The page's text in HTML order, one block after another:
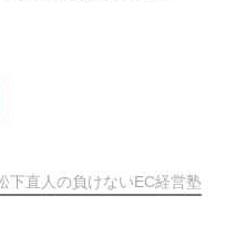
下直人の負けないEC経営塾